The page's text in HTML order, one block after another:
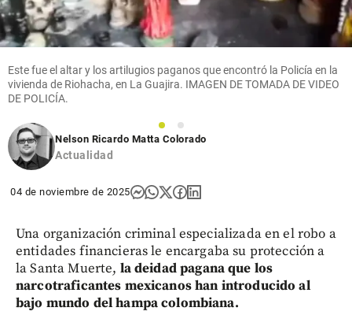
Este fue el altar y los artilugios paganos que encontró la Policía en la
vivienda de Riohacha, en La Guajira. IMAGEN DE TOMADA DE VIDEO
DE POLICÍA.
1
2
Nelson Ricardo Matta Colorado
Actualidad
04 de noviembre de 2025
Una organización criminal especializada en el robo a
entidades financieras le encargaba su protección a
la Santa Muerte, la deidad pagana que los
narcotraficantes mexicanos han introducido al
bajo mundo del hampa colombiana.